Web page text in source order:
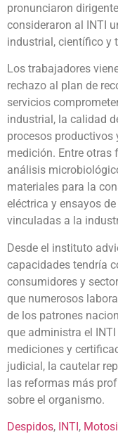
pronunciaron
consideraron al INTI
industrial, científico y
Los trabajadores
rechazo al plan de
servicios
industrial, la calidad
procesos
medición. Entre otras
análisis
materiales para la
eléctrica y ensayos
vinculadas a la
Desde el instituto
capacidades tendría
consumidores y
que numerosos
de los patrones
que administra el
mediciones y
judicial, la cautelar
las reformas más
sobre el organismo.
Despidos, INTI,